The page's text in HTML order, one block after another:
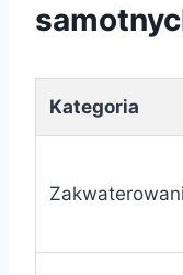
Kategoria